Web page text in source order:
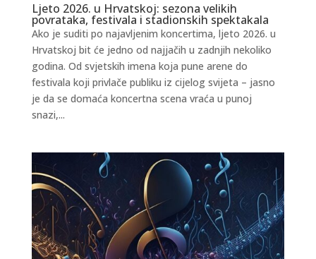
Ljeto 2026. u Hrvatskoj: sezona velikih
povrataka, festivala i stadionskih spektakala
Ako je suditi po najavljenim koncertima, ljeto 2026. u
Hrvatskoj bit će jedno od najjačih u zadnjih nekoliko
godina. Od svjetskih imena koja pune arene do
festivala koji privlače publiku iz cijelog svijeta – jasno
je da se domaća koncertna scena vraća u punoj
snazi,...